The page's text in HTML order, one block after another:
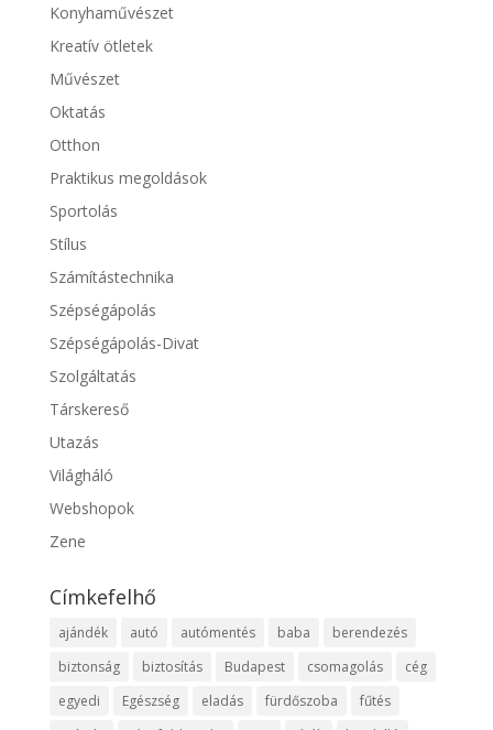
Konyhaművészet
Kreatív ötletek
Művészet
Oktatás
Otthon
Praktikus megoldások
Sportolás
Stílus
Számítástechnika
Szépségápolás
Szépségápolás-Divat
Szolgáltatás
Társkereső
Utazás
Világháló
Webshopok
Zene
Címkefelhő
ajándék autó autómentés baba
berendezés
biztonság
biztosítás Budapest csomagolás
cég
egyedi
Egészség eladás fürdőszoba
fűtés